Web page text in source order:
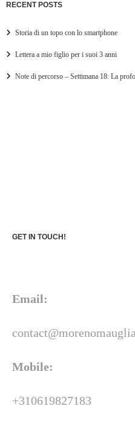
RECENT POSTS
Storia di un topo con lo smartphone
Lettera a mio figlio per i suoi 3 anni
Note di percorso – Settimana 18: La
GET IN TOUCH!
Email:
Mobile:
+310619827183